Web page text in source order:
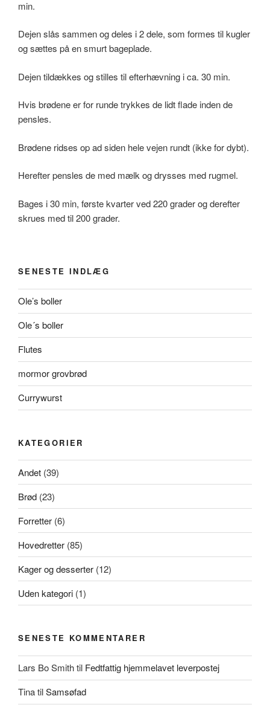
min.
Dejen slås sammen og deles i 2 dele, som formes til kugler
og sættes på en smurt bageplade.
Dejen tildækkes og stilles til efterhævning i ca. 30 min.
Hvis brødene er for runde trykkes de lidt flade inden de
pensles.
Brødene ridses op ad siden hele vejen rundt (ikke for dybt).
Herefter pensles de med mælk og drysses med rugmel.
Bages i 30 min, første kvarter ved 220 grader og derefter
skrues med til 200 grader.
SENESTE INDLÆG
Ole’s boller
Ole´s boller
Flutes
mormor grovbrød
Currywurst
KATEGORIER
Andet (39)
Brød (23)
Forretter (6)
Hovedretter (85)
Kager og desserter (12)
Uden kategori (1)
SENESTE KOMMENTARER
Lars Bo Smithtil Fedtfattig hjemmelavet leverpostej
TinatilSamsøfad